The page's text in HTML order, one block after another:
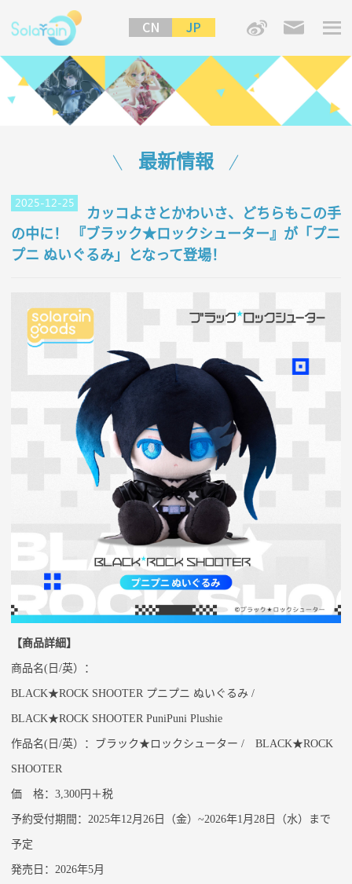
CN JP
最新情報
2025-12-25 カッコよさとかわいさ、どちらもこの手
の中に！ 『ブラック★ロックシューター』が「プニ
プニ ぬいぐるみ」となって登場！
【商品詳細】
商品名( 日 /英）：
BLACK★ROCK SHOOTER プニプニ ぬいぐるみ /
BLACK★ROCK SHOOTER PuniPuni Plushie
作品名( 日 /英） ： ブラック ★ロックシューター / BLACK★ROCK
SHOOTER
価 格： 3,300円＋税
予約受付期間： 2025年12月 26 日 （金） ~2026年1月 28 日（水）まで
予定
発売日： 2026年5月